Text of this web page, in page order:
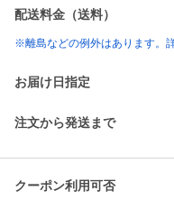
配送料金（送料）
※離島などの例外はあります。
お届け日指定
注文から発送まで
クーポン利用可否